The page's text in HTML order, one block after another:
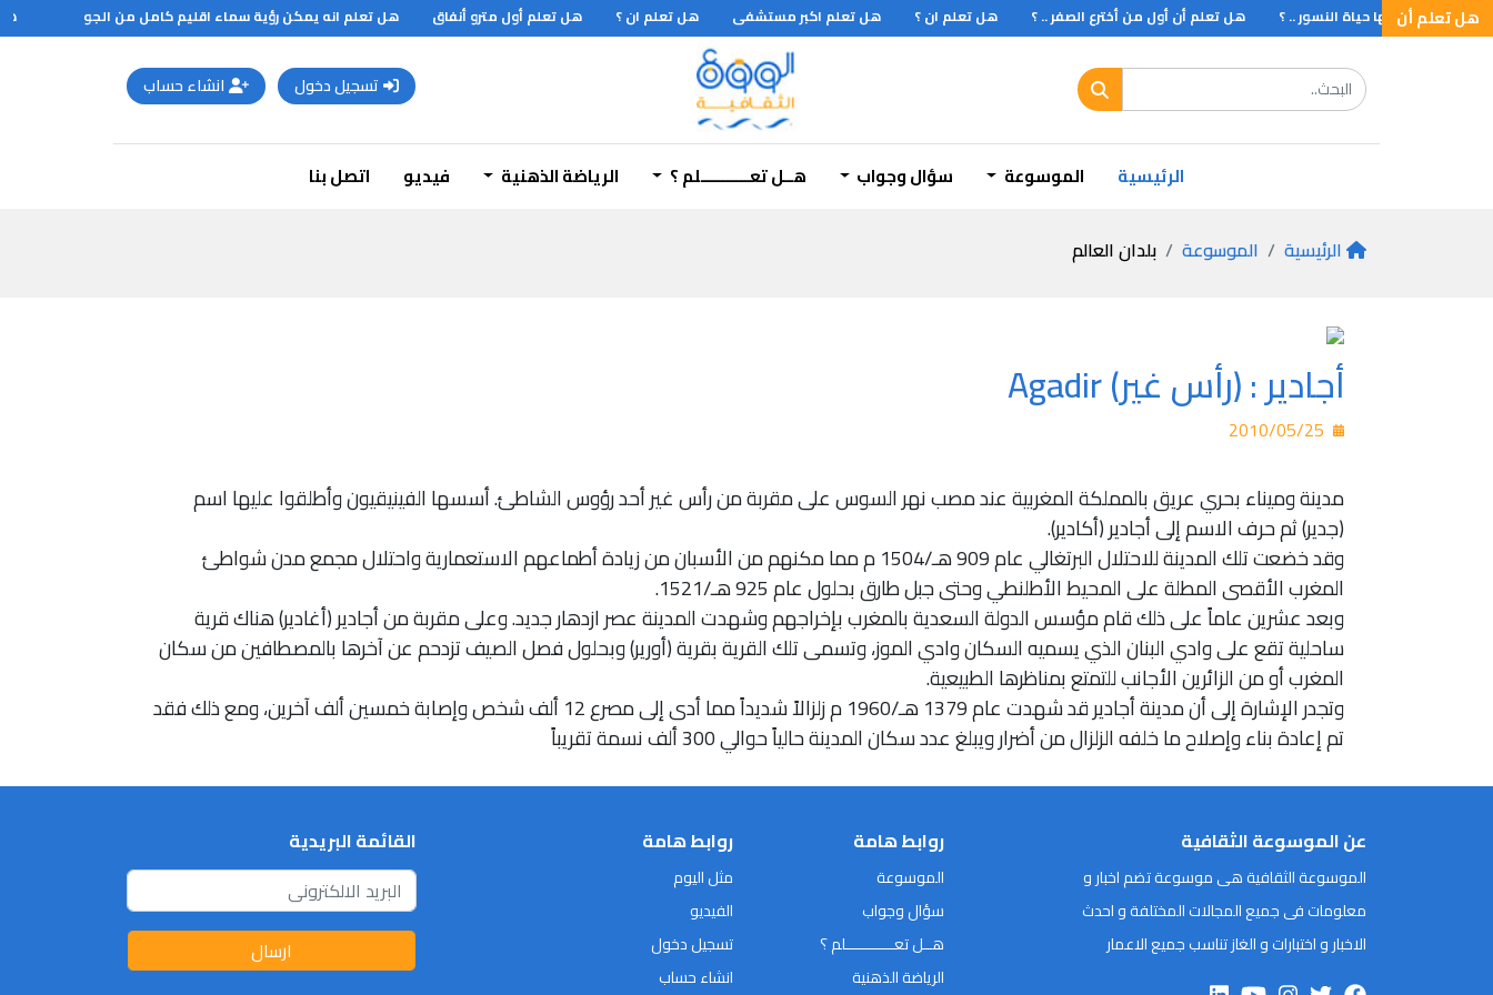
هل تعلم أن
التي تنتهي بها حياة النسور .. ؟ هل تعلم أن أول من أخترع الصفر .. ؟ هل تعلم ان ؟ هل تعلم اكبر مستشفى هل تعلم ان ؟ هل تعلم أول مترو أنفاق هل تعلم انه يمكن رؤية سماء اقليم كامل من الجو
تسجيل دخول انشاء حساب
الرئيسية الموسوعة سؤال وجواب هــل تعـــــــــــلم ؟ الرياضة الذهنية فيديو اتصل بنا
الرئيسية الموسوعة بلدان العالم
أجادير : (رأس غير) Agadir
مدينة وميناء بحري عريق بالمملكة المغربية عند مصب نهر السوس على مقربة من رأس غير أحد رؤوس الشاطئ. أسسها الفينيقيون وأطلقوا عليها اسم
(جدير) ثم حرف الاسم إلى أجادير (أكادير).
وقد خضعت تلك المدينة للاحتلال البرتغالي عام 909 هـ/1504 م مما مكنهم من الأسبان من زيادة أطماعهم الاستعمارية واحتلال مجمع مدن شواطئ
المغرب الأقصى المطلة على المحيط الأطلنطي وحتى جبل طارق بحلول عام 925 هـ/1521.
وبعد عشرين عاماً على ذلك قام مؤسس الدولة السعدية بالمغرب بإخراجهم وشهدت المدينة عصر ازدهار جديد. وعلى مقربة من أجادير (أغادير) هناك قرية
ساحلية تقع على وادي البنان الذي يسميه السكان وادي الموز، وتسمى تلك القرية بقرية (أورير) وبحلول فصل الصيف تزدحم عن آخرها بالمصطافين من سكان
المغرب أو من الزائرين الأجانب للتمتع بمناظرها الطبيعية.
وتجدر الإشارة إلى أن مدينة أجادير قد شهدت عام 1379 هـ/1960 م زلزالاً شديداً مما أدى إلى مصرع 12 ألف شخص وإصابة خمسين ألف آخرين، ومع ذلك فقد
تم إعادة بناء وإصلاح ما خلفه الزلزال من أضرار ويبلغ عدد سكان المدينة حالياً حوالي 300 ألف نسمة تقريباً
عن الموسوعة الثقافية
الموسوعة الثقافية هى موسوعة تضم اخبار و
معلومات فى جميع المجالات المختلفة و احدث
الاخبار و اختبارات و الغاز تناسب جميع الاعمار
روابط هامة
الموسوعة
سؤال وجواب
هــل تعـــــــــــلم ؟
الرياضة الذهنية
روابط هامة
مثل اليوم
الفيديو
تسجيل دخول
انشاء حساب
القائمة البريدية
ارسال